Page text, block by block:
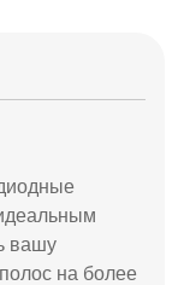
вашу
на более